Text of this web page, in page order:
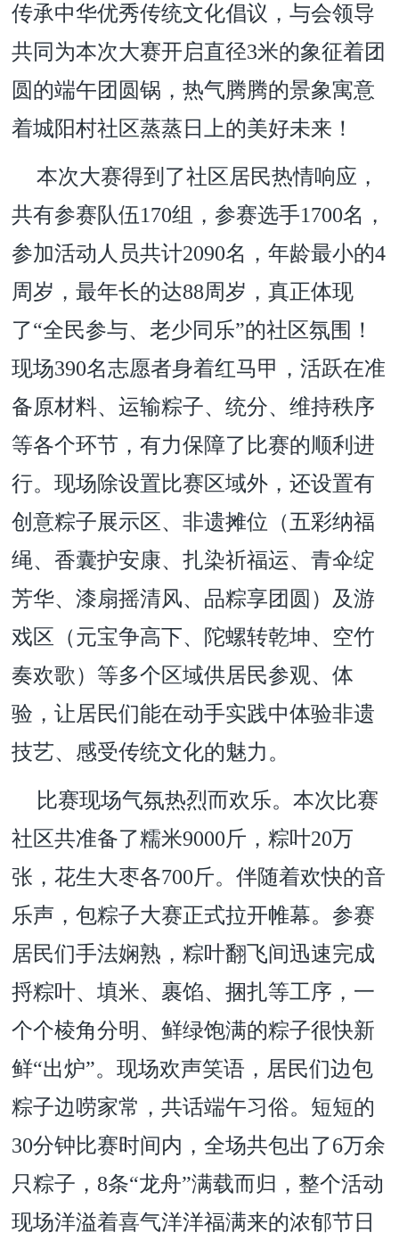
传承中华优秀传统文化倡议，与会领导
共同为本次大赛开启直径3米的象征着团
圆的端午团圆锅，热气腾腾的景象寓意
着城阳村社区蒸蒸日上的美好未来！
本次大赛得到了社区居民热情响应，
共有参赛队伍170组，参赛选手1700名，
参加活动人员共计2090名，年龄最小的4
周岁，最年长的达88周岁，真正体现
了“全民参与、老少同乐”的社区氛围！
现场390名志愿者身着红马甲，活跃在准
备原材料、运输粽子、统分、维持秩序
等各个环节，有力保障了比赛的顺利进
行。现场除设置比赛区域外，还设置有
创意粽子展示区、非遗摊位（五彩纳福
绳、香囊护安康、扎染祈福运、青伞绽
芳华、漆扇摇清风、品粽享团圆）及游
戏区（元宝争高下、陀螺转乾坤、空竹
奏欢歌）等多个区域供居民参观、体
验，让居民们能在动手实践中体验非遗
技艺、感受传统文化的魅力。
比赛现场气氛热烈而欢乐。本次比赛
社区共准备了糯米9000斤，粽叶20万
张，花生大枣各700斤。伴随着欢快的音
乐声，包粽子大赛正式拉开帷幕。参赛
居民们手法娴熟，粽叶翻飞间迅速完成
捋粽叶、填米、裹馅、捆扎等工序，一
个个棱角分明、鲜绿饱满的粽子很快新
鲜“出炉”。现场欢声笑语，居民们边包
粽子边唠家常，共话端午习俗。短短的
30分钟比赛时间内，全场共包出了6万余
只粽子，8条“龙舟”满载而归，整个活动
现场洋溢着喜气洋洋福满来的浓郁节日